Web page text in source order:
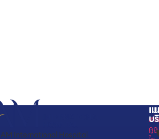
AM International Hospital
เ
เกี่
กับ
แ
บ
ดูด